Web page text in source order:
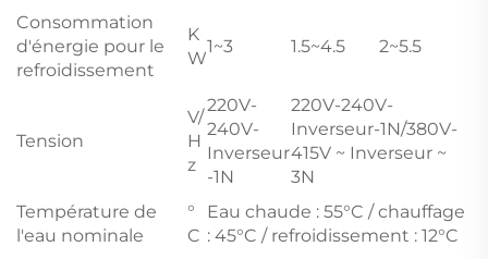
Consommation
d'énergie pour le
refroidissement
K
W
1~3 1.5~4.5 2~5.5
Tension
V/
H
z
220V-
240V-
Inverseur
-1N
220V-240V-
Inverseur-1N/380V-
415V ~ Inverseur ~
3N
Température de
l'eau nominale
°
C
Eau chaude : 55°C / chauffage
: 45°C / refroidissement : 12°C